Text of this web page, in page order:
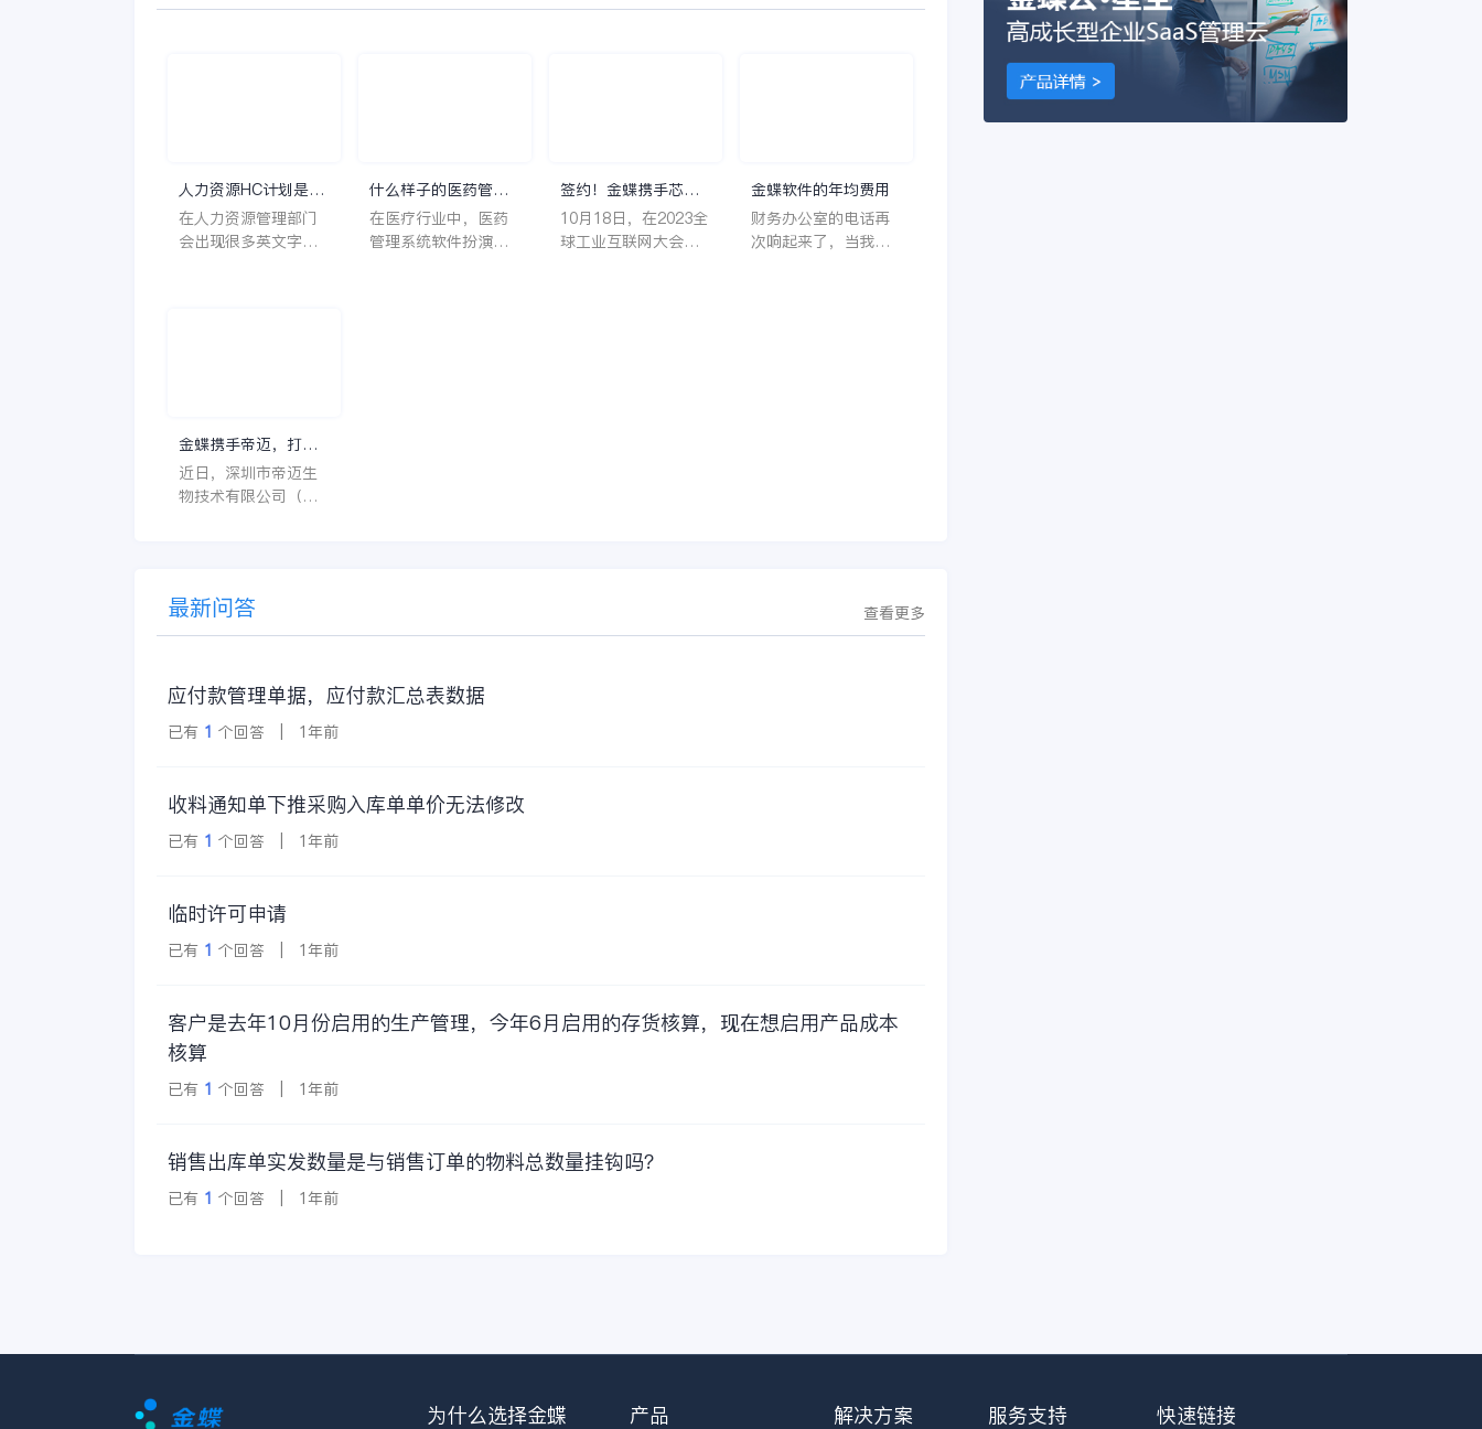
人力资源HC计划是什
么意思？
在人力资源管理部门
会出现很多英文字母
什么样子的医药管理
系统软件更好用？
在医疗行业中，医药
管理系统软件扮演着
签约！金蝶携手芯源
微，助力半导体装备
制造领先企业迈向世
10月18日，在2023全
球工业互联网大会期
金蝶软件的年均费用
财务办公室的电话再
次响起来了，当我拿
这个1000元这个数字
的时候，你是不是也
金蝶携手帝迈，打造
医疗器械行业信创数
字化标杆
近日，深圳市帝迈生
物技术有限公司（以
国）有限公司（以下
简称
最新问答 查看更多
应付款管理单据，应付款汇总表数据
已有 1 个回答 | 1年前
收料通知单下推采购入库单单价无法修改
已有 1 个回答 | 1年前
临时许可申请
已有 1 个回答 | 1年前
客户是去年10月份启用的生产管理，今年6月启用的存货核算，现在想启用产品成本
核算
已有 1 个回答 | 1年前
销售出库单实发数量是与销售订单的物料总数量挂钩吗？
已有 1 个回答 | 1年前
为什么选择金蝶 产品 解决方案 服务支持 快速链接